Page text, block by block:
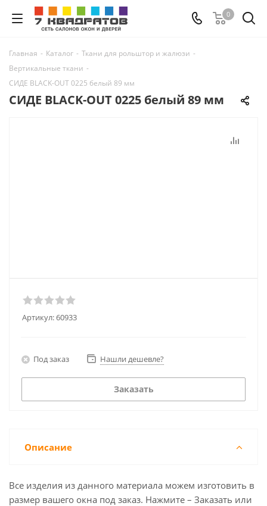
0
Главная - Каталог - Ткани для рольштор и жалюзи -
Вертикальные ткани -
СИДЕ BLACK-OUT 0225 белый 89 мм
СИДЕ BLACK-OUT 0225 белый 89 мм
Артикул:60933
Под заказ Нашли дешевле?
Заказать
Описание
Все изделия из данного материала можем изготовить в
размер вашего окна под заказ. Нажмите – Заказать или